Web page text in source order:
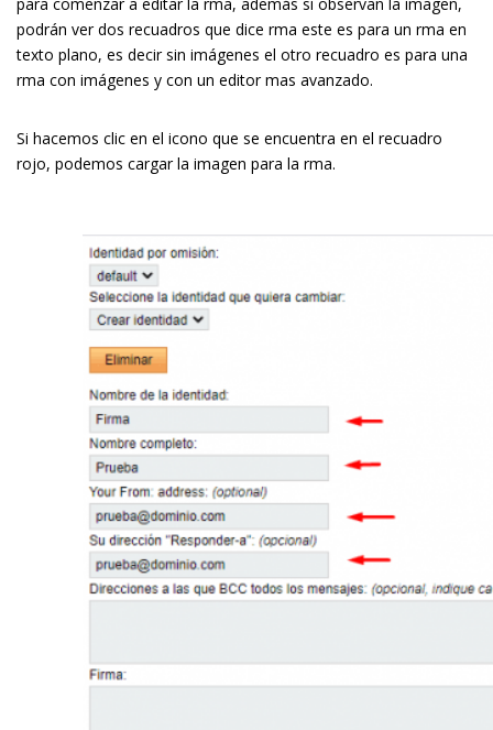
podrán ver dos recuadros que dice firma este es para un firma en
texto plano, es decir sin imágenes el otro recuadro es para una
firma con imágenes y con un editor mas avanzado.
Si hacemos clic en el icono que se encuentra en el recuadro
rojo, podemos cargar la imagen para la firma.